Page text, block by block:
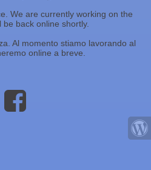
We are currently working on the
be back online shortly.
Al momento stiamo lavorando al
online a breve.